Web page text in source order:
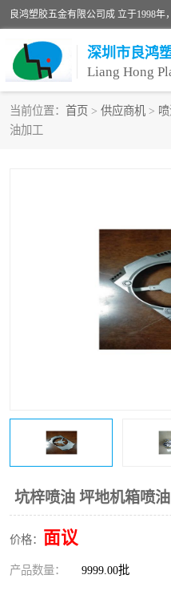
深圳市良鸿
当前位置： 首页 > 供应商机 >
油加工
坑梓喷油 坪地机箱喷
价格： 面议
产品数量： 9999.00批
喷油加工